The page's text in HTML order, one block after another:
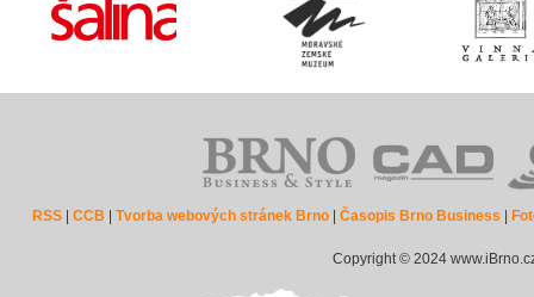
RSS |CCB |Tvorba webových stránek Brno |Časopis Brno Business
Copyright © 2024